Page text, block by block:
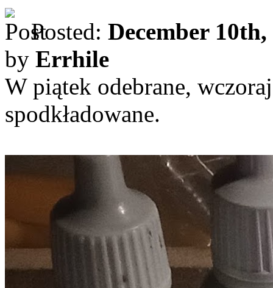
Posted: December
by Errhile
W piątek odebrane,
spodkładowane.